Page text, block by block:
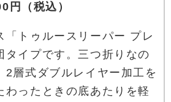
円 （税込）
「トゥルースリーパー プレ
タイプです。三つ折りなの
2層式ダブルレイヤー加工を
わったときの底あたりを軽